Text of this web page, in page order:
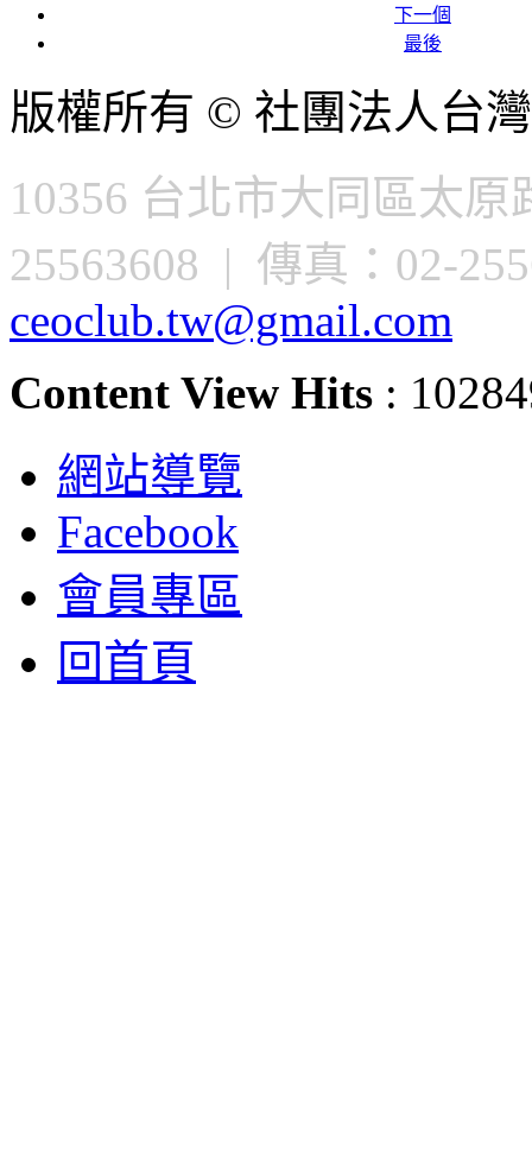
下一個
最後
版權所有 © 社團法人台
10356 台北市大同區太
25563608 | 傳真：02-
ceoclub.tw@gmail.com
Content View Hits :
網站導覽
Facebook
會員專區
回首頁